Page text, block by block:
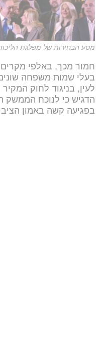
מסע הבחירות של מפלגת הליכוד,
חמור מכך, באלפי
בעלי שמות משפחה
לעין, בניגוד לחוק
הדגיש כי לנוכח הממשק
בפגיעה קשה באמון